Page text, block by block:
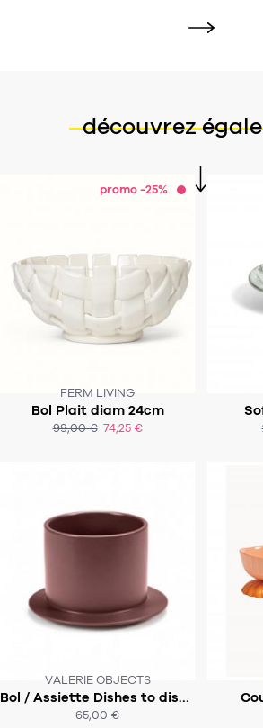
découvrez
promo -25%
FERM LIVING
Bol Plait diam 24cm
99,00 € 74,25 €
ACHAT EXPRESS
VALERIE OBJECTS
Bol / Assiette Dishes to dishes high - VALERIE OBJECTS
65,00 €
ACHAT EXPRESS